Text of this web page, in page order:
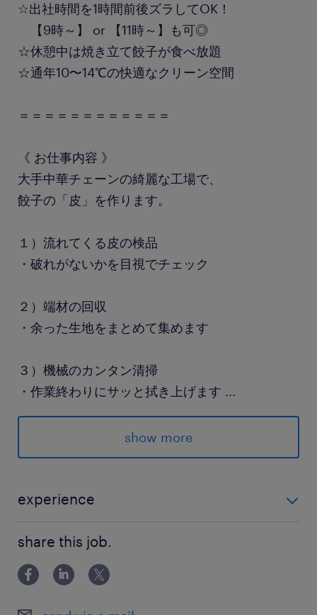
☆出社時間を1時間前後ズラしてOK！
【9時～】 or 【11時～】も可◎
☆休憩中は焼き立て餃子が食べ放題
☆通年10〜14℃の快適なクリーン空間
＝＝＝＝＝＝＝＝＝＝＝＝
《 お仕事内容 》
大手中華チェーンの綺麗な工場で、
餃子の「皮」を作ります。
１）流れてくる皮の検品
・破れがないかを目視でチェック
２）端材の回収
・余った生地をまとめて集めます
３）機械のカンタン清掃
・作業終わりにサッと拭き上げます ...
＝＝＝＝＝＝＝＝＝＝＝＝
明るく、朗らか環境で、
派遣先の特徴
誰もが知る有名チェーンの味を支える、新しくて
show more
experience
・土日の両方、または土曜日に出勤できるかた。
share this job.